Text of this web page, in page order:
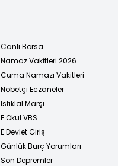
Canlı Borsa
Namaz Vakitleri 2026
Cuma Namazı Vakitleri
Nöbetçi Eczaneler
İstiklal Marşı
E Okul VBS
E Devlet Giriş
Günlük Burç Yorumları
Son Depremler